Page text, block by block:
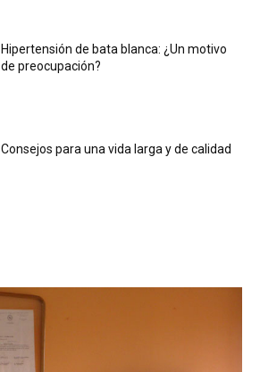
Hipertensión de bata blanca: ¿Un motivo
de preocupación?
Consejos para una vida larga y de calidad